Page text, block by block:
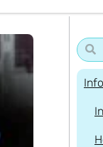
Info